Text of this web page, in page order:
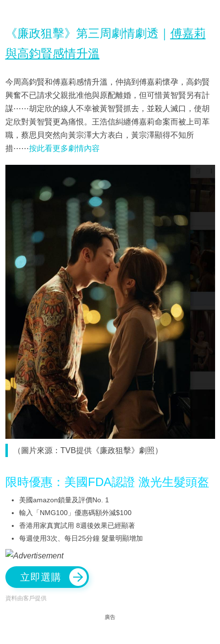
《廉政狙擊》第三周劇情劇透｜ 傅嘉莉
與高鈞賢感情升溫
今周高鈞賢和傅嘉莉感情升溫，仲搞到傅嘉莉懷孕，高鈞賢
興奮不已請求父親批准他與原配離婚，但可惜黃智賢另有計
謀⋯⋯胡定欣的線人不幸被黃智賢抓去，並殺人滅口，使胡
定欣對黃智賢更為痛恨。王浩信糾纏傅嘉莉命案而被上司革
職，蔡思貝突然向黃宗澤大方表白，黃宗澤顯得不知所
措⋯⋯按此看更多劇情內容
（圖片來源：TVB提供《廉政狙擊》劇照）
限時優惠：美國FDA認證 激光生髮頭盔
美國amazon鎖量及評價No. 1
輸入「NMG100」優惠碼額外減$100
香港用家真實試用 8週後效果已經顯著
每週使用3次、每日25分鐘 髮量明顯增加
立即選購
資料由客戶提供
廣告